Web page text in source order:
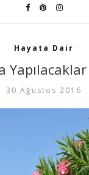
Hayata Dair
30 Ağustos 2016